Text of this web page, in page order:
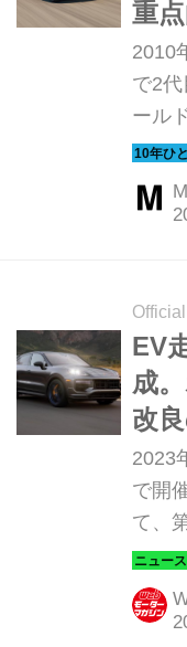
重
と
2010
で2
ール
では
るた
てい
ここ
催さ
てみ
EV
成
改
で
2023
で開
て、
表し
上も
ド」